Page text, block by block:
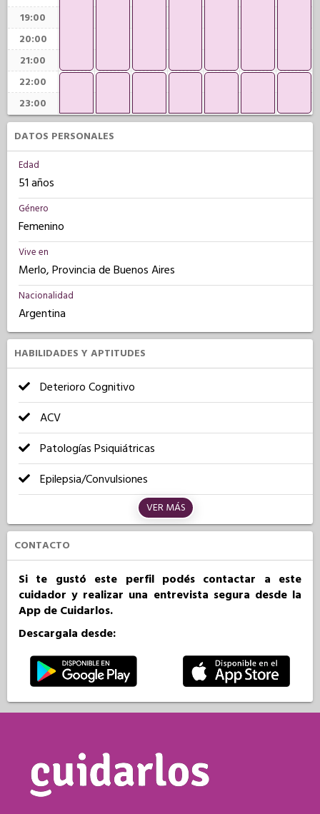
19:00
20:00
21:00
22:00
23:00
DATOS PERSONALES
Edad
51 años
Género
Femenino
Vive en
Merlo, Provincia de Buenos Aires
Nacionalidad
Argentina
HABILIDADES Y APTITUDES
Deterioro Cognitivo
ACV
Patologías Psiquiátricas
Epilepsia/Convulsiones
VER MÁS
CONTACTO
Si te gustó este perfil podés contactar a este
cuidador y realizar una entrevista segura desde la
App de Cuidarlos.
Descargala desde: